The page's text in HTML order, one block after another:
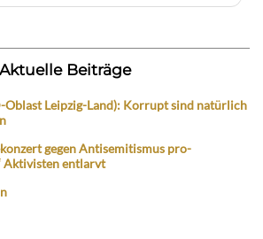
Aktuelle Beiträge
Oblast Leipzig-Land): Korrupt sind natürlich
gegen Antisemitismus pro-
Aktivisten entlarvt